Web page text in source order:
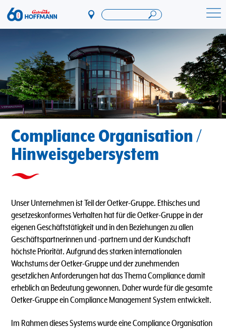
Direkt
zum
Inhalt
Startseite Getränke Hoffmann
Compliance Organisation /
Hinweisgebersystem
Unser Unternehmen ist Teil der Oetker-Gruppe. Ethisches und
gesetzeskonformes Verhalten hat für die Oetker-Gruppe in der
eigenen Geschäftstätigkeit und in den Beziehungen zu allen
Geschäftspartnerinnen und -partnern und der Kundschaft
höchste Priorität. Aufgrund des starken internationalen
Wachstums der Oetker-Gruppe und der zunehmenden
gesetzlichen Anforderungen hat das Thema Compliance damit
erheblich an Bedeutung gewonnen. Daher wurde für die gesamte
Oetker-Gruppe ein Compliance Management System entwickelt.
Im Rahmen dieses Systems wurde eine Compliance Organisation